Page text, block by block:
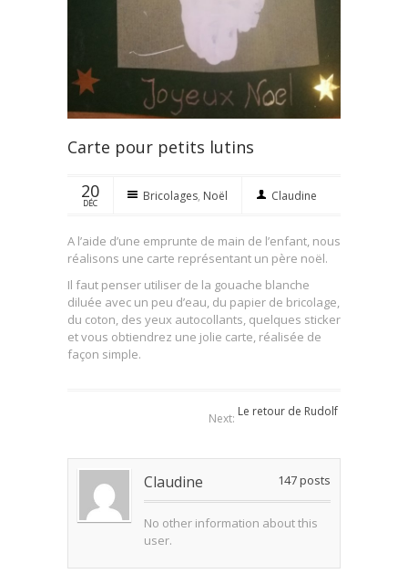
Carte pour petits lutins
20
DÉC Bricolages, Noël Claudine
A l’aide d’une emprunte de main de l’enfant, nous
réalisons une carte représentant un père noël.
Il faut penser utiliser de la gouache blanche
diluée avec un peu d’eau, du papier de bricolage,
du coton, des yeux autocollants, quelques sticker
et vous obtiendrez une jolie carte, réalisée de
façon simple.
Next: Le retour de Rudolf
Claudine 147posts
No other information about this
user.